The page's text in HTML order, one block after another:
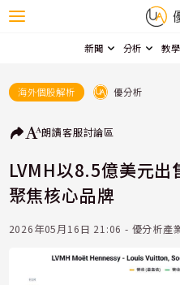
新聞 分析 教學
海外個股解析 優分析
朗讀客服討論區
LVMH以8.5億美元
聚焦核心品牌
2026年05月16日 21:06 - 優分析產